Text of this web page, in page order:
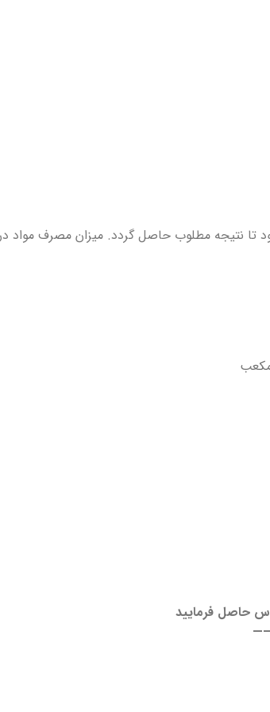
تا نتیجه مطلوب حاصل گردد. میزان مصرف مواد
حاصل فرمایید